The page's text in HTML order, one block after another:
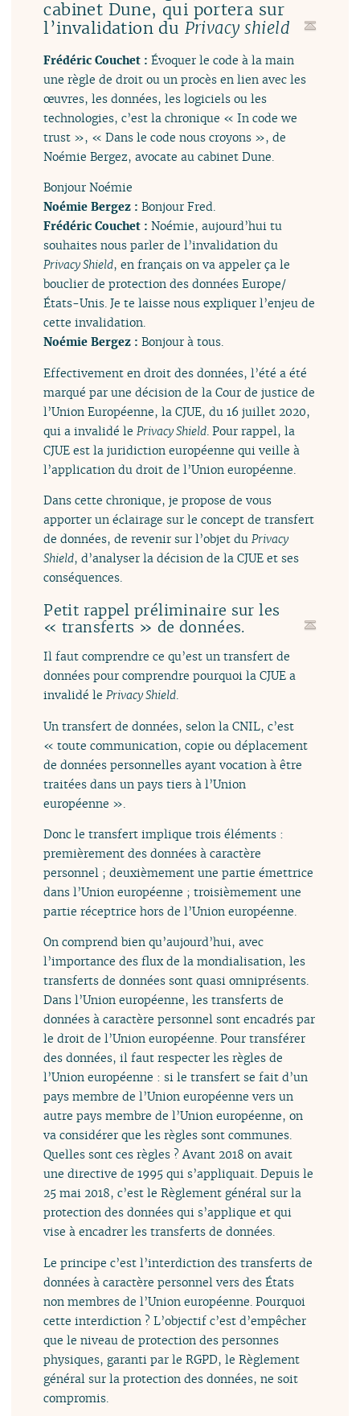
cabinet Dune, qui portera sur
l’invalidation du Privacy shield
Frédéric Couchet :Évoquer le code à la main
une règle de droit ou un procès en lien avec les
œuvres, les données, les logiciels ou les
technologies, c’est la chronique « In code we
trust », « Dans le code nous croyons », de
Noémie Bergez, avocate au cabinet Dune.
Bonjour Noémie
Noémie Bergez :Bonjour Fred.
Frédéric Couchet :Noémie, aujourd’hui tu
souhaites nous parler de l’invalidation du
Privacy Shield, en français on va appeler ça le
bouclier de protection des données Europe/
États-Unis. Je te laisse nous expliquer l’enjeu de
cette invalidation.
Noémie Bergez :Bonjour à tous.
Effectivement en droit des données, l’été a été
marqué par une décision de la Cour de justice de
l’Union Européenne, la CJUE, du 16 juillet 2020,
qui a invalidé le Privacy Shield . Pour rappel, la
CJUE est la juridiction européenne qui veille à
l’application du droit de l’Union européenne.
Dans cette chronique, je propose de vous
apporter un éclairage sur le concept de transfert
de données, de revenir sur l’objet duPrivacy
Shield, d’analyser la décision de la CJUE et ses
conséquences.
Petit rappel préliminaire sur les
« transferts » de données.
Il faut comprendre ce qu’est un transfert de
données pour comprendre pourquoi la CJUE a
invalidé lePrivacy Shield.
Un transfert de données, selon la CNIL, c’est
« toute communication, copie ou déplacement
de données personnelles ayant vocation à être
traitées dans un pays tiers à l’Union
européenne ».
Donc le transfert implique trois éléments :
premièrement des données à caractère
personnel ; deuxièmement une partie émettrice
dans l’Union européenne ; troisièmement une
partie réceptrice hors de l’Union européenne.
On comprend bien qu’aujourd’hui, avec
l’importance des flux de la mondialisation, les
transferts de données sont quasi omniprésents.
Dans l’Union européenne, les transferts de
données à caractère personnel sont encadrés par
le droit de l’Union européenne. Pour transférer
des données, il faut respecter les règles de
l’Union européenne : si le transfert se fait d’un
pays membre de l’Union européenne vers un
autre pays membre de l’Union européenne, on
va considérer que les règles sont communes.
Quelles sont ces règles ? Avant 2018 on avait
une directive de 1995 qui s’appliquait. Depuis le
25 mai 2018, c’est le Règlement général sur la
protection des données qui s’applique et qui
vise à encadrer les transferts de données.
Le principe c’est l’interdiction des transferts de
données à caractère personnel vers des États
non membres de l’Union européenne. Pourquoi
cette interdiction ? L’objectif c’est d’empêcher
que le niveau de protection des personnes
physiques, garanti par le RGPD, le Règlement
général sur la protection des données, ne soit
compromis.